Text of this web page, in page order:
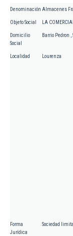
Denominación Almacenes
Objeto Social LA
Domicilio
Social
Barrio Pedron ,
Localidad Lourenza
Forma
Jurídica
Sociedad